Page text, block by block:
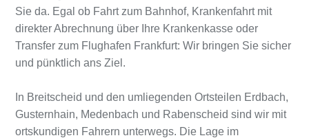
Sie da. Egal ob Fahrt zum Bahnhof, Krankenfahrt mit
direkter Abrechnung über Ihre Krankenkasse oder
Transfer zum Flughafen Frankfurt: Wir bringen Sie sicher
und pünktlich ans Ziel.
In Breitscheid und den umliegenden Ortsteilen Erdbach,
Gusternhain, Medenbach und Rabenscheid sind wir mit
ortskundigen Fahrern unterwegs. Die Lage im